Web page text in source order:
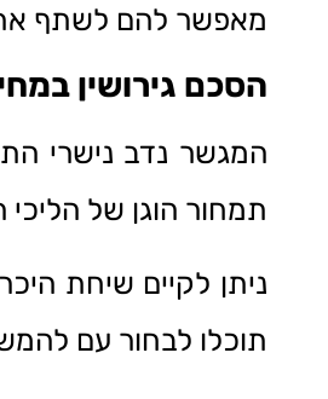
מאפשר להם לשתף את
הסכם גירושין
המגשר נדב נישרי
תמחור הוגן של הליכי
ניתן לקיים שיחת
תוכלו לבחור עם